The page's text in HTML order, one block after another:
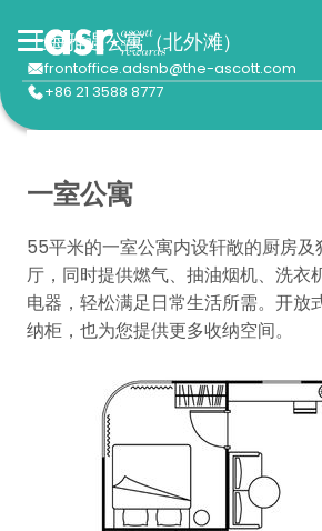
上海雅遇公寓（北外滩）
frontoffice.adsnb@the-ascott.com
+86 21 3588 8777
一室公寓
55平米的一室公寓内设轩敞的厨房及
厅，同时提供燃气、抽油烟机、洗衣
电器，轻松满足日常生活所需。开放
纳柜，也为您提供更多收纳空间。